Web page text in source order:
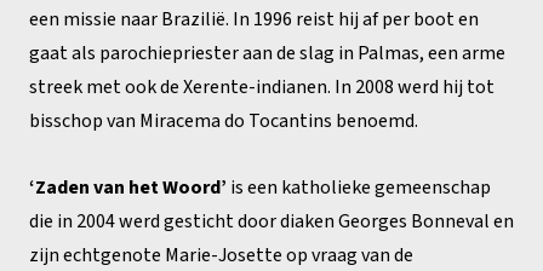
een missie naar Brazilië. In 1996 reist hij af per boot en
gaat als parochiepriester aan de slag in Palmas, een arme
streek met ook de Xerente-indianen. In 2008 werd hij tot
bisschop van Miracema do Tocantins benoemd.
‘Zaden van het Woord’ is een katholieke gemeenschap
die in 2004 werd gesticht door diaken Georges Bonneval en
zijn echtgenote Marie-Josette op vraag van de